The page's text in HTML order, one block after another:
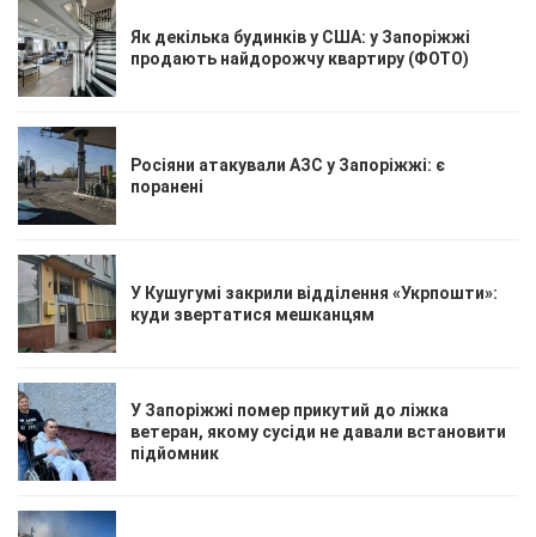
Як декілька будинків у США: у Запоріжжі
продають найдорожчу квартиру (ФОТО)
Росіяни атакували АЗС у Запоріжжі: є
поранені
У Кушугумі закрили відділення «Укрпошти»:
куди звертатися мешканцям
У Запоріжжі помер прикутий до ліжка
ветеран, якому сусіди не давали встановити
підйомник